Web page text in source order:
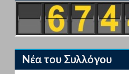
Νέα του Συλλόγου